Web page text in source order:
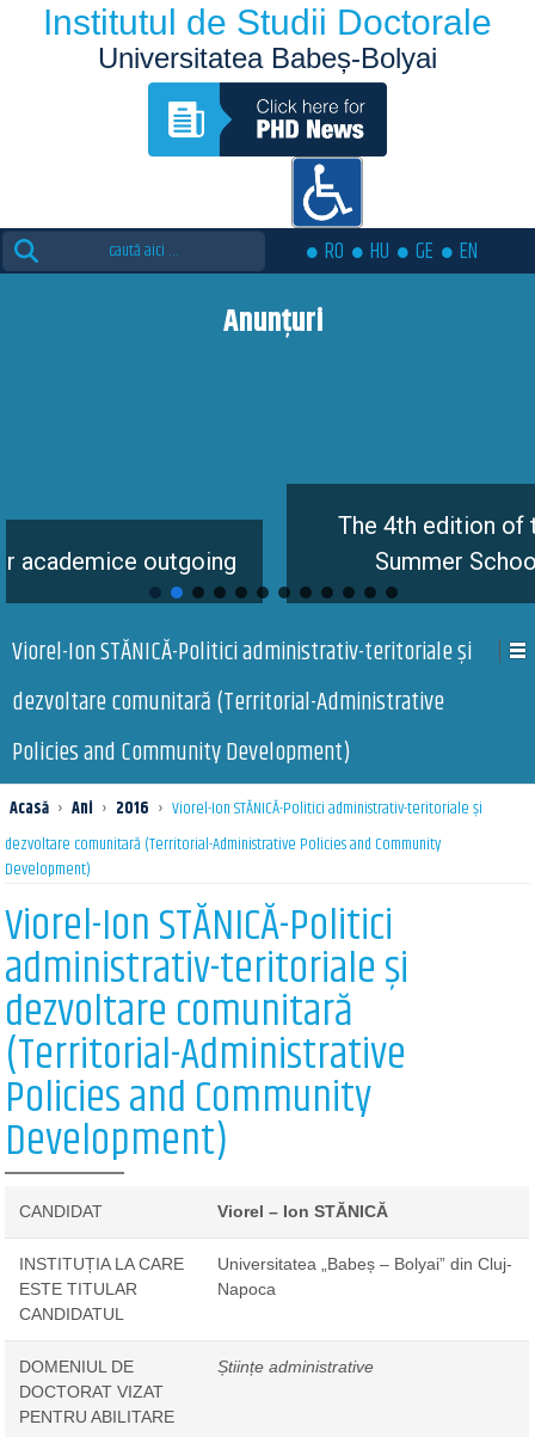
Institutul de Studii Doctorale
Universitatea Babeș-Bolyai
Search
for:
RO HU GE EN
Anunțuri
outgoing
The 4th edition of the Eutopia
Summer School is coming
Viorel-Ion STĂNICĂ-Politici administrativ-teritoriale și
dezvoltare comunitară (Territorial-Administrative
Policies and Community Development)
Acasă › Ani › 2016 › Viorel-Ion STĂNICĂ-Politici administrativ-teritoriale și
dezvoltare comunitară (Territorial-Administrative Policies and Community
Development)
Viorel-Ion STĂNICĂ-Politici
administrativ-teritoriale și
dezvoltare comunitară
(Territorial-Administrative
Policies and Community
Development)
CANDIDAT Viorel – Ion STĂNICĂ
INSTITUȚIA LA CARE
ESTE TITULAR
CANDIDATUL
Universitatea „Babeș – Bolyai” din Cluj-
Napoca
DOMENIUL DE
DOCTORAT VIZAT
PENTRU ABILITARE
Științe administrative